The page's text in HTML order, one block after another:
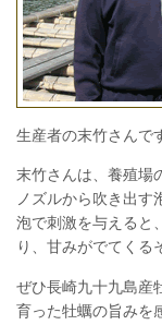
生産者の末竹さんで
末竹さんは、養殖場
ノズルから吹き出す
泡で刺激を与えると
り、甘みがでてくる
ぜひ長崎九十九島産
育った牡蠣の旨みを